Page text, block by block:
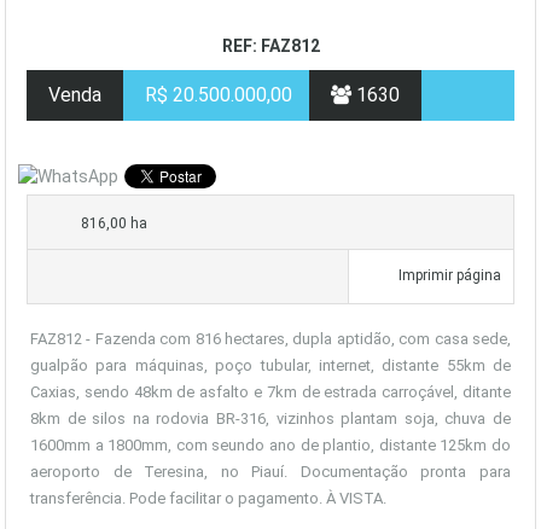
REF: FAZ812
Venda R$ 20.500.000,00 1630
816,00 ha
Imprimir página
FAZ812 - Fazenda com 816 hectares, dupla aptidão, com casa sede,
gualpão para máquinas, poço tubular, internet, distante 55km de
Caxias, sendo 48km de asfalto e 7km de estrada carroçável, ditante
8km de silos na rodovia BR-316, vizinhos plantam soja, chuva de
1600mm a 1800mm, com seundo ano de plantio, distante 125km do
aeroporto de Teresina, no Piauí. Documentação pronta para
transferência. Pode facilitar o pagamento. À VISTA.